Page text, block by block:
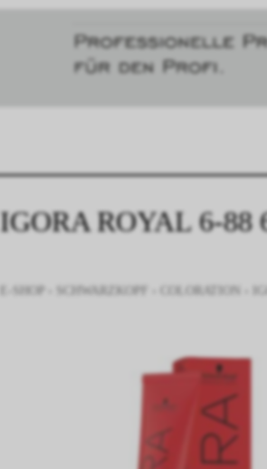
IGORA ROYAL 6-88
E-SHOP SCHWARZKOPF COLORATION